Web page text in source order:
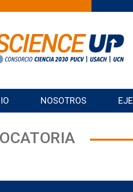
NOSOTROS